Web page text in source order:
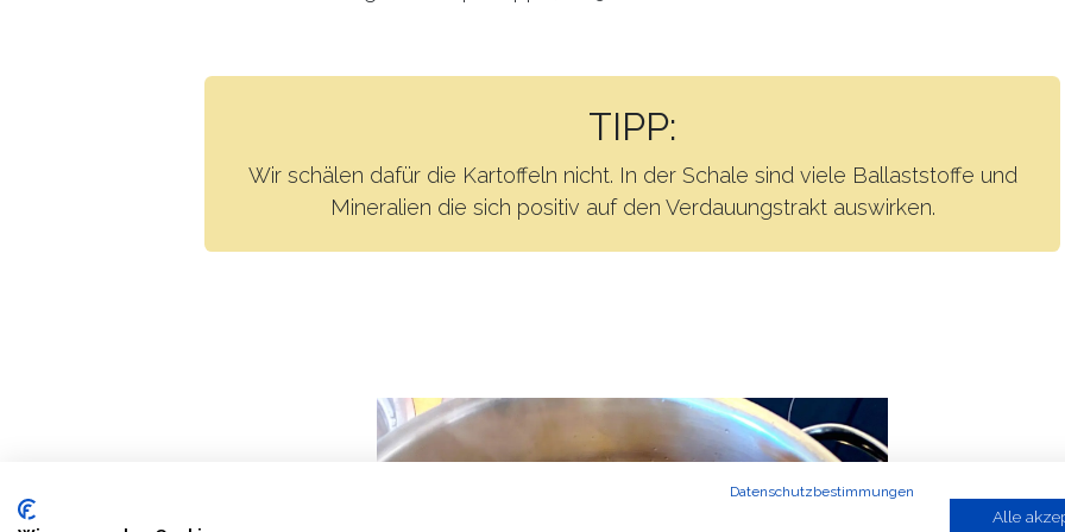
TIPP:
Wir schälen dafür die Kartoffeln nicht. In der Schale sind viele Ballaststoffe und
Mineralien die sich positiv auf den Verdauungstrakt auswirken.
Datenschutzbestimmungen
Alle